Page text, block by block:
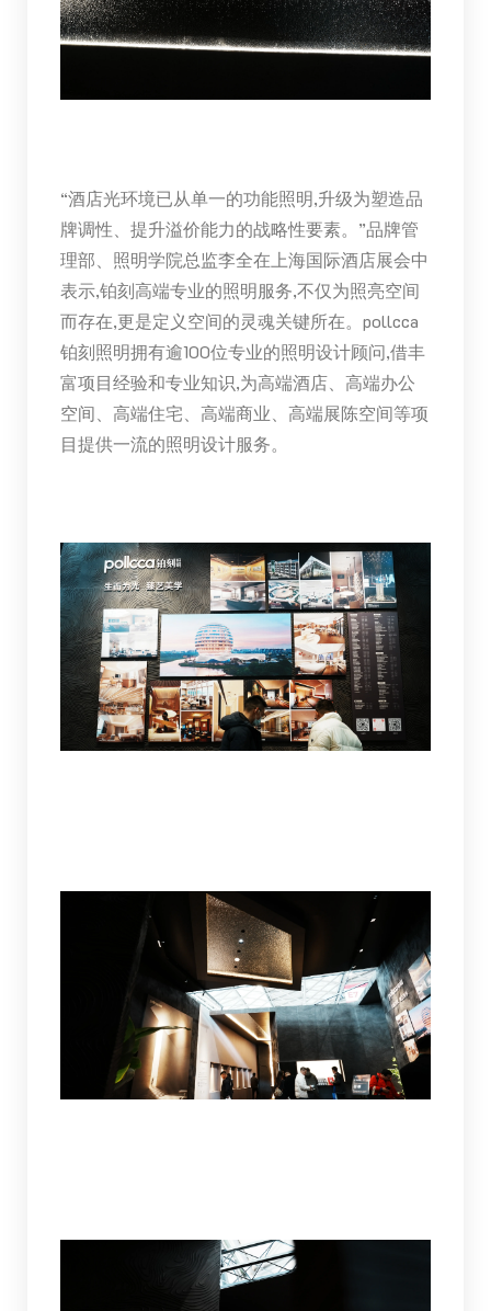
“酒店光环境已从单一的功能照明,升级为塑造品
牌调性、提升溢价能力的战略性要素。”品牌管
理部、照明学院总监李全在上海国际酒店展会中
表示,铂刻高端专业的照明服务,不仅为照亮空间
而存在,更是定义空间的灵魂关键所在。pollcca
铂刻照明拥有逾100位专业的照明设计顾问,借丰
富项目经验和专业知识,为高端酒店、高端办公
空间、高端住宅、高端商业、高端展陈空间等项
目提供一流的照明设计服务。